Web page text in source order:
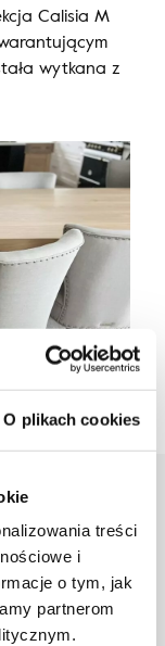
O plikach cookies
treści
i
o tym, jak
partnerom
Calisia M
wytkana z